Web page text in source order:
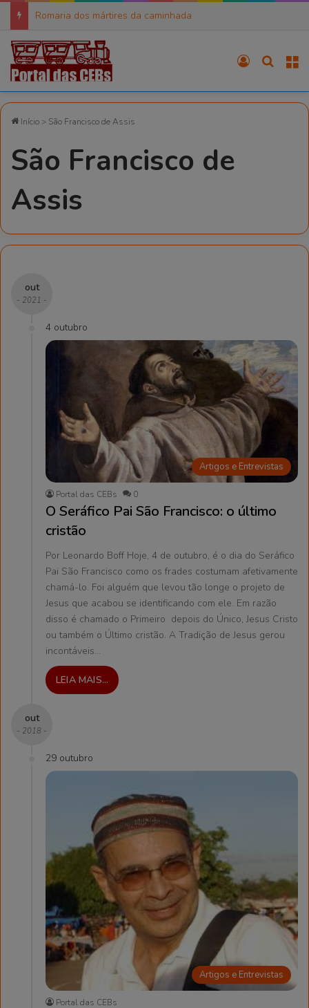
Romaria dos mártires da caminhada
Entrar
Início > São Francisco de Assis
São Francisco de
Assis
out
- 2021 -
4 outubro
Artigos e Entrevistas
Portal das CEBs 0
O Seráfico Pai São Francisco: o último
cristão
Por Leonardo Boff Hoje, 4 de outubro, é o dia do Seráfico
Pai São Francisco como os frades costumam afetivamente
chamá-lo. Foi alguém que levou tão longe o projeto de
Jesus que acabou se identificando com ele. Em razão
disso é chamado o Primeiro depois do Único, Jesus Cristo
ou também o Último cristão. A Tradição de Jesus gerou
incontáveis…
LEIA MAIS...
out
- 2018 -
29 outubro
Artigos e Entrevistas
Portal das CEBs